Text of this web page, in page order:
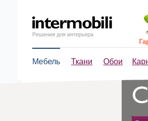
Решения для интерьера
Мебель Ткани Обои